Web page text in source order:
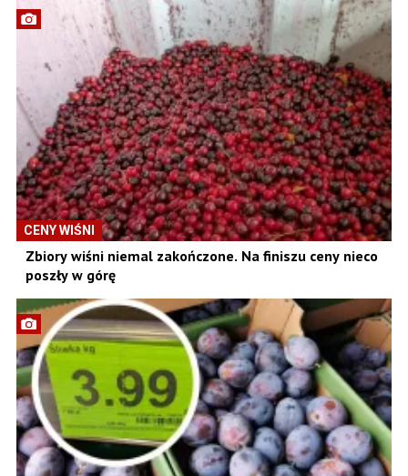
CENY WIŚNI
Zbiory wiśni niemal zakończone. Na finiszu ceny nieco
poszły w górę